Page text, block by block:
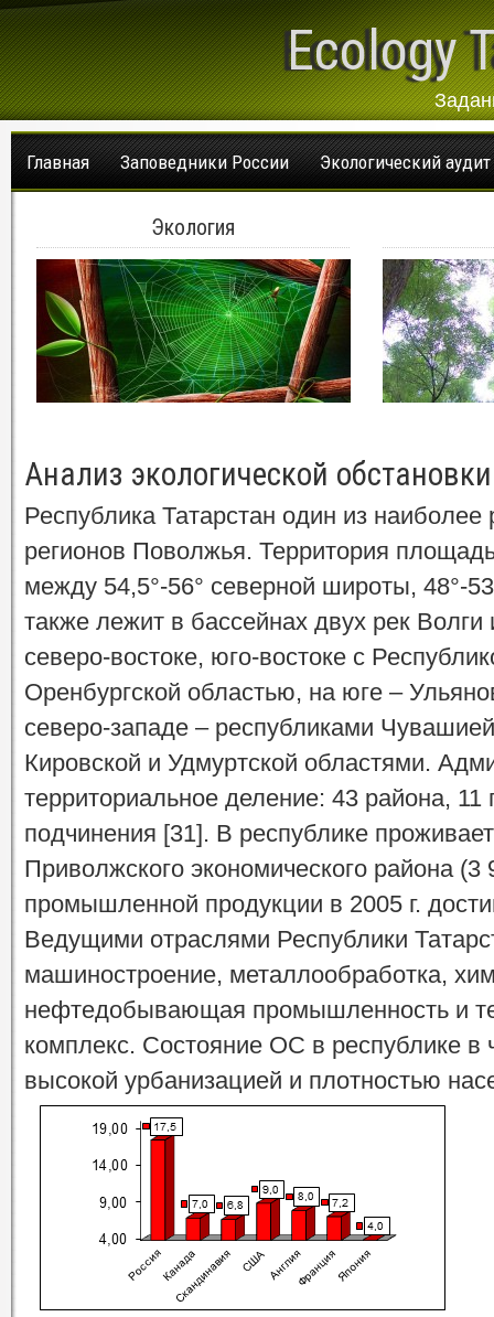
Ecology
Главная Заповедники России Экологический аудит
Экология
Анализ экологической
Республика Татарстан один из
регионов Поволжья. Территория
между 54,5°-56° северной широты, 48°-
также лежит в бассейнах двух рек
северо-востоке, юго-востоке с
Оренбургской областью, на юге –
северо-западе – республиками
Кировской и Удмуртской областями.
территориальное деление: 43 района, 11
подчинения [31]. В республике
Приволжского экономического района
промышленной продукции в 2005 г.
Ведущими отраслями Республики
машиностроение, металлообработка,
нефтедобывающая промышленность и
комплекс. Состояние ОС в республике в
высокой урбанизацией и плотностью